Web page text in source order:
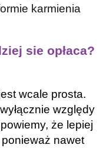
karmienia
sie opłaca?
wcale prosta.
względy
że lepiej
nawet